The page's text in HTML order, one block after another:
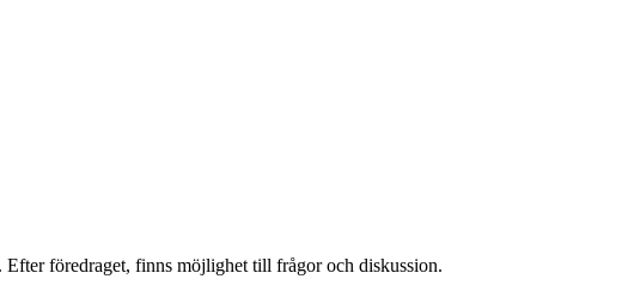
föredraget, finns möjlighet till frågor och diskussion.